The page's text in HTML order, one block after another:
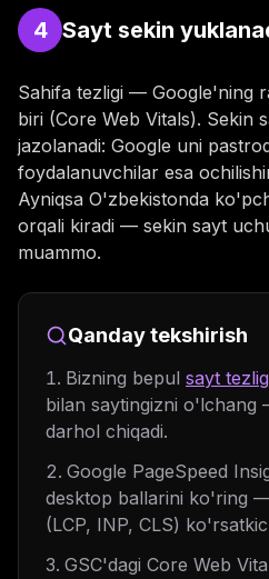
4 Sayt sekin
Sahifa tezligi — Google'ning
biri (Core Web Vitals). Sekin
jazolanadi: Google uni
foydalanuvchilar esa
Ayniqsa O'zbekistonda
orqali kiradi — sekin sayt
muammo.
Qanday tekshirish
Bizning bepul sayt
bilan saytingizni o'lchang
darhol chiqadi.
Google PageSpeed
desktop ballarini ko'ring
(LCP, INP, CLS)
GSC'dagi Core Web